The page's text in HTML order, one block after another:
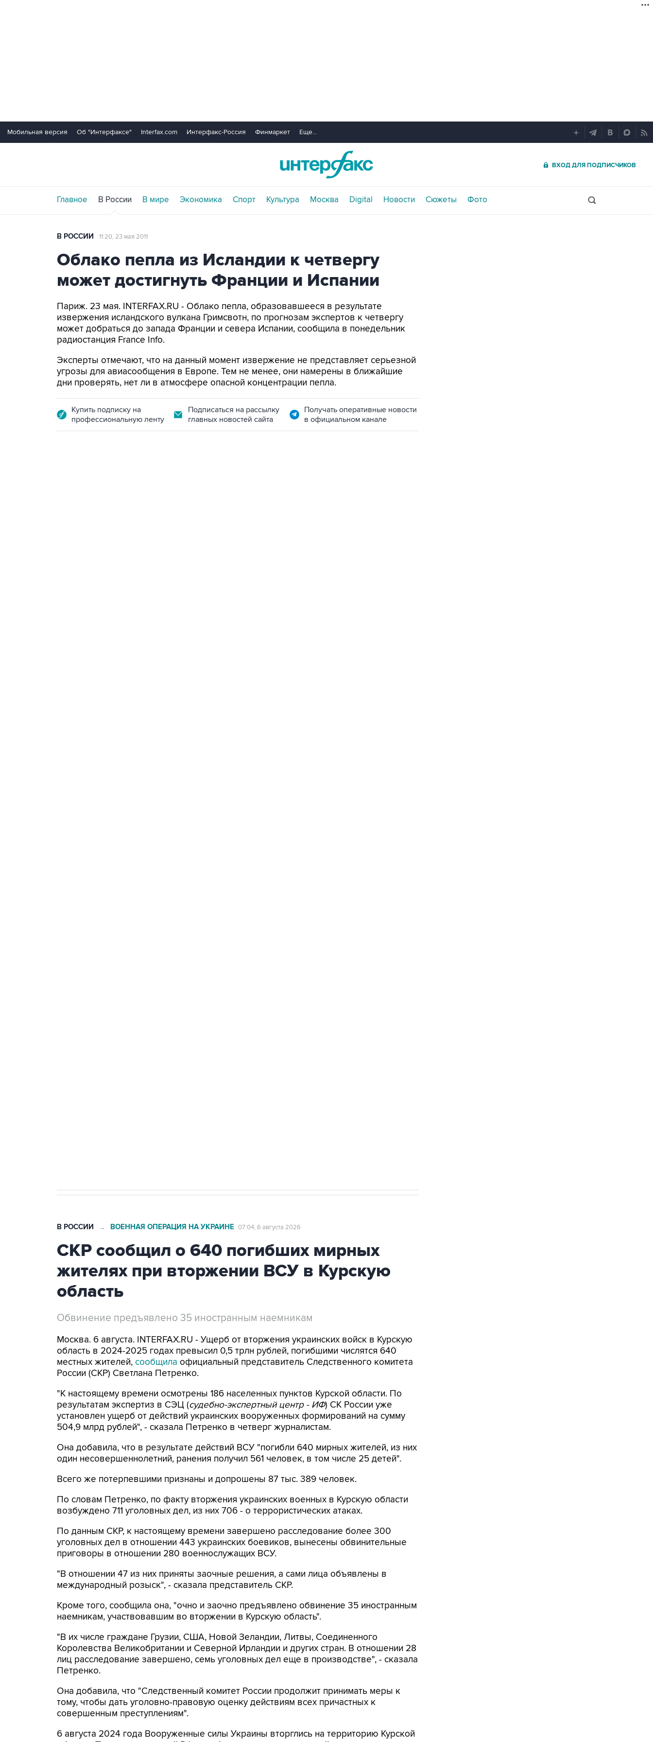
Мобильная версия Об "Интерфаксе" Interfax.com Интерфакс-Россия Финмаркет Еще...
ВХОД ДЛЯ ПОДПИСЧИКОВ
Главное В России В мире Экономика Спорт Культура Москва Digital Новости Сюжеты Фото
В РОССИИ 11:20, 23 мая 2011
Облако пепла из Исландии к четвергу
может достигнуть Франции и Испании
Париж. 23 мая. INTERFAX.RU - Облако пепла, образовавшееся в результате
извержения исландского вулкана Гримсвотн, по прогнозам экспертов к четвергу
может добраться до запада Франции и севера Испании, сообщила в понедельник
радиостанция France Info.
Эксперты отмечают, что на данный момент извержение не представляет серьезной
угрозы для авиасообщения в Европе. Тем не менее, они намерены в ближайшие
дни проверять, нет ли в атмосфере опасной концентрации пепла.
Купить подписку на
профессиональную ленту
Подписаться на рассылку
главных новостей сайта
Получать оперативные новости
в официальном канале
В РОССИИ → ВОЕННАЯ ОПЕРАЦИЯ НА УКРАИНЕ 07:04, 6 августа 2026
СКР сообщил о 640 погибших мирных
жителях при вторжении ВСУ в Курскую
область
Обвинение предъявлено 35 иностранным наемникам
Москва. 6 августа. INTERFAX.RU - Ущерб от вторжения украинских войск в Курскую
область в 2024-2025 годах превысил 0,5 трлн рублей, погибшими числятся 640
местных жителей, сообщила официальный представитель Следственного комитета
России (СКР) Светлана Петренко.
"К настоящему времени осмотрены 186 населенных пунктов Курской области. По
результатам экспертиз в СЭЦ (судебно-экспертный центр - ИФ) СК России уже
установлен ущерб от действий украинских вооруженных формирований на сумму
504,9 млрд рублей", - сказала Петренко в четверг журналистам.
Она добавила, что в результате действий ВСУ "погибли 640 мирных жителей, из них
один несовершеннолетний, ранения получил 561 человек, в том числе 25 детей".
Всего же потерпевшими признаны и допрошены 87 тыс. 389 человек.
По словам Петренко, по факту вторжения украинских военных в Курскую области
возбуждено 711 уголовных дел, из них 706 - о террористических атаках.
По данным СКР, к настоящему времени завершено расследование более 300
уголовных дел в отношении 443 украинских боевиков, вынесены обвинительные
приговоры в отношении 280 военнослужащих ВСУ.
"В отношении 47 из них приняты заочные решения, а сами лица объявлены в
международный розыск", - сказала представитель СКР.
Кроме того, сообщила она, "очно и заочно предъявлено обвинение 35 иностранным
наемникам, участвовавшим во вторжении в Курскую область".
"В их числе граждане Грузии, США, Новой Зеландии, Литвы, Соединенного
Королевства Великобритании и Северной Ирландии и других стран. В отношении 28
лиц расследование завершено, семь уголовных дел еще в производстве", - сказала
Петренко.
Она добавила, что "Cледственный комитет России продолжит принимать меры к
тому, чтобы дать уголовно-правовую оценку действиям всех причастных к
совершенным преступлениям".
6 августа 2024 года Вооруженные силы Украины вторглись на территорию Курской